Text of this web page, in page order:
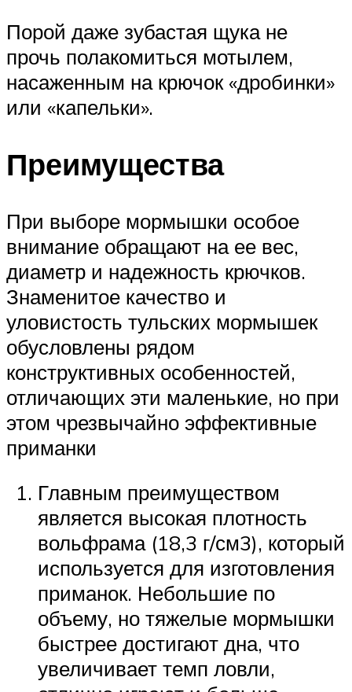
Порой даже зубастая щука не
прочь полакомиться мотылем,
насаженным на крючок «дробинки»
или «капельки».
Преимущества
При выборе мормышки особое
внимание обращают на ее вес,
диаметр и надежность крючков.
Знаменитое качество и
уловистость тульских мормышек
обусловлены рядом
конструктивных особенностей,
отличающих эти маленькие, но при
этом чрезвычайно эффективные
приманки
Главным преимуществом
является высокая плотность
вольфрама (18,3 г/см3), который
используется для изготовления
приманок. Небольшие по
объему, но тяжелые мормышки
быстрее достигают дна, что
увеличивает темп ловли,